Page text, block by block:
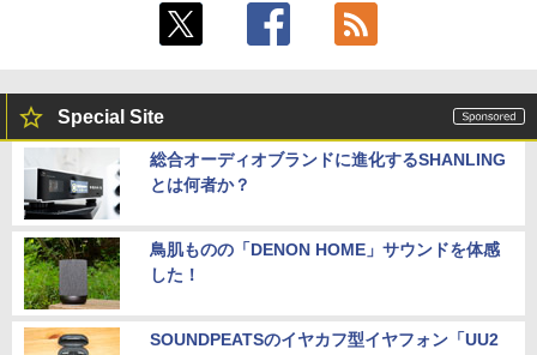
Special Site
総合オーディオブランドに進化するSHANLING
とは何者か？
鳥肌ものの「DENON HOME」サウンドを体感
した！
SOUNDPEATSのイヤカフ型イヤフォン「UU2